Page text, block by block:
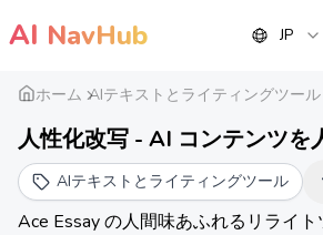
AI NavHub JP
ホーム AIテキストとライティングツール
人性化改写 - AI コンテンツを
に変換 - AceEssay
AIテキストとライティングツール
Ace Essay の人間味あふれるリライ